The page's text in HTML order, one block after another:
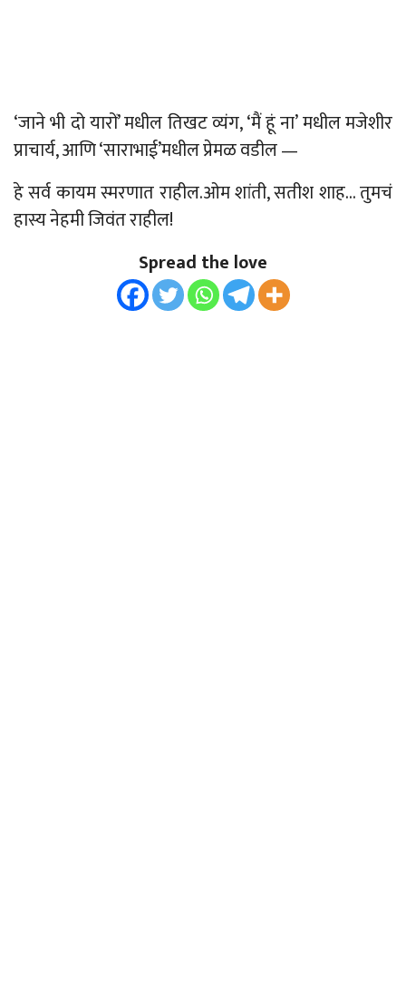
‘जाने भी दो यारों’ मधील तिखट व्यंग, ‘मैं हूं ना’ मधील मजेशीर
प्राचार्य, आणि ‘साराभाई’मधील प्रेमळ वडील—
हे सर्व कायम स्मरणात राहील.ओम शांती, सतीश शाह… तुमचं
हास्य नेहमी जिवंत राहील!
Spread the love